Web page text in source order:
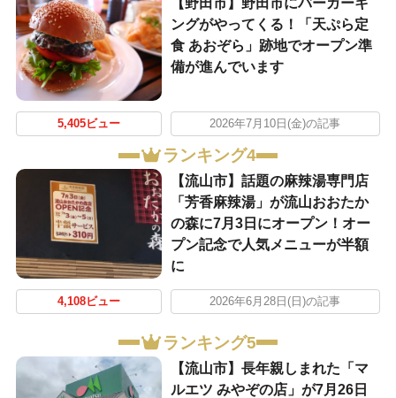
【野田市】野田市にバーガーキ
ングがやってくる！「天ぷら定
食 あおぞら」跡地でオープン準
備が進んでいます
5,405ビュー 2026年7月10日(金)の記事
ランキング4
【流山市】話題の麻辣湯専門店
「芳香麻辣湯」が流山おおたか
の森に7月3日にオープン！オー
プン記念で人気メニューが半額
に
4,108ビュー 2026年6月28日(日)の記事
ランキング5
【流山市】長年親しまれた「マ
ルエツ みやぞの店」が7月26日